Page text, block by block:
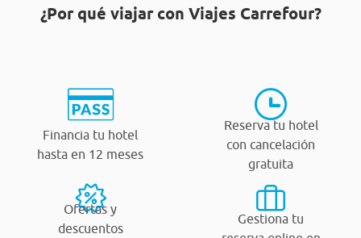
¿Por qué viajar con Viajes Carrefour?
Financia tu hotel
hasta en 12 meses
Reserva tu hotel
con cancelación
gratuita
Ofertas y
descuentos
Gestiona tu